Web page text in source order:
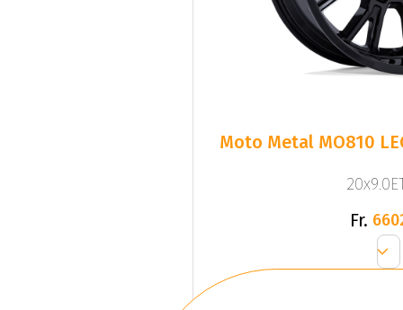
Moto Metal MO810
Fr.